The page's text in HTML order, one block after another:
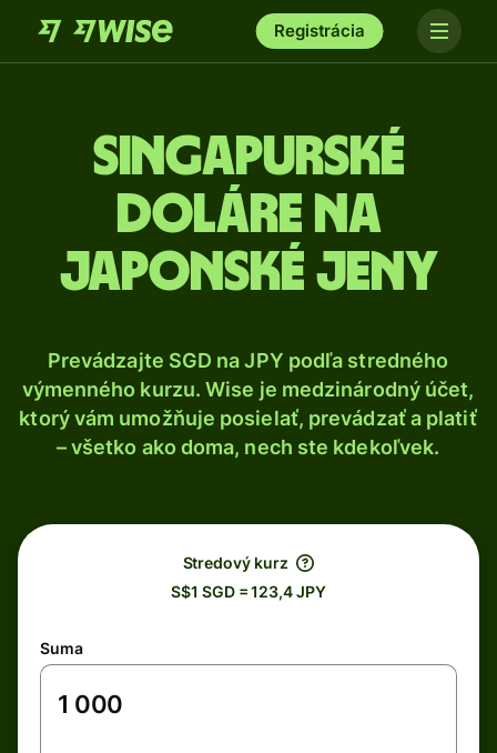
Registrácia
Singapurské
doláre na
japonské jeny
Prevádzajte SGD na JPY podľa stredného
výmenného kurzu. Wise je medzinárodný účet,
ktorý vám umožňuje posielať, prevádzať a platiť
– všetko ako doma, nech ste kdekoľvek.
Stredový kurz
S$1 SGD = 123,4 JPY
Suma